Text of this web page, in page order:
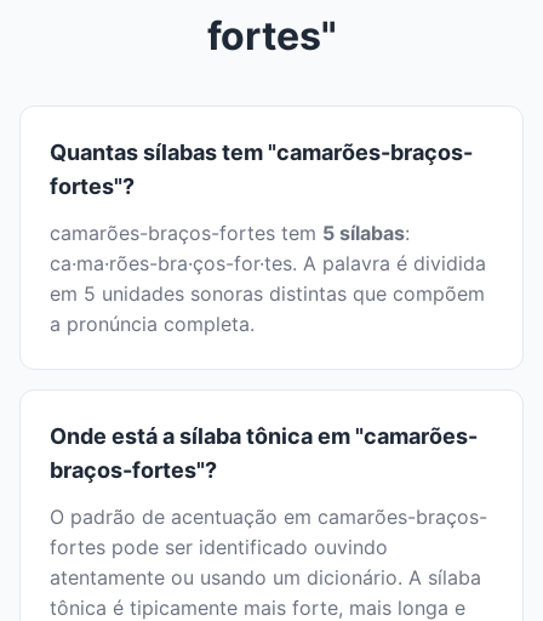
fortes"
Quantas sílabas tem "camarões-braços-
fortes"?
camarões-braços-fortes tem 5 sílabas:
ca·ma·rões-bra·ços-for·tes. A palavra é dividida
em 5 unidades sonoras distintas que compõem
a pronúncia completa.
Onde está a sílaba tônica em "camarões-
braços-fortes"?
O padrão de acentuação em camarões-braços-
fortes pode ser identificado ouvindo
atentamente ou usando um dicionário. A sílaba
tônica é tipicamente mais forte, mais longa e